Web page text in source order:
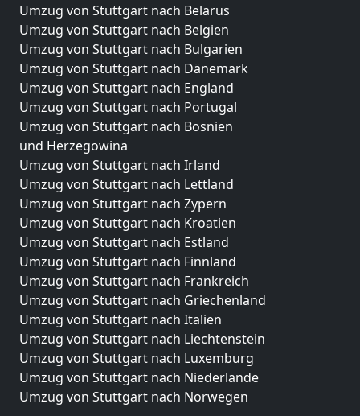
Umzug von Stuttgart nach Belarus
Umzug von Stuttgart nach Belgien
Umzug von Stuttgart nach Bulgarien
Umzug von Stuttgart nach Dänemark
Umzug von Stuttgart nach England
Umzug von Stuttgart nach Portugal
Umzug von Stuttgart nach Bosnien
und Herzegowina
Umzug von Stuttgart nach Irland
Umzug von Stuttgart nach Lettland
Umzug von Stuttgart nach Zypern
Umzug von Stuttgart nach Kroatien
Umzug von Stuttgart nach Estland
Umzug von Stuttgart nach Finnland
Umzug von Stuttgart nach Frankreich
Umzug von Stuttgart nach Griechenland
Umzug von Stuttgart nach Italien
Umzug von Stuttgart nach Liechtenstein
Umzug von Stuttgart nach Luxemburg
Umzug von Stuttgart nach Niederlande
Umzug von Stuttgart nach Norwegen